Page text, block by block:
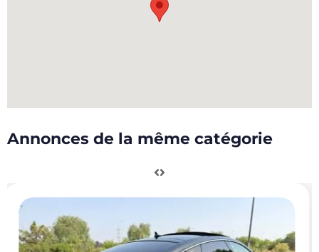
Annonces de la même catégorie